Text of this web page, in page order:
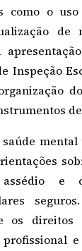
como o
de
Inspeção
e
os direitos